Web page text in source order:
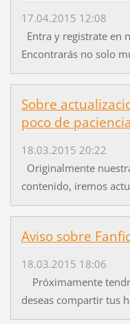
17.04.2015 12:08
Entra y registrate en
Encontrarás no solo
Sobre
poco de
18.03.2015 20:22
Originalmente
contenido, iremos
Aviso sobre
18.03.2015 18:06
Próximamente
deseas compartir tus